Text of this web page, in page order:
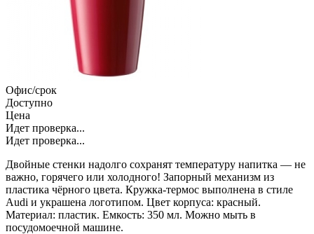
Офис/срок
Доступно
Цена
Идет проверка...
Идет проверка...
Двойные стенки надолго сохранят температуру напитка — не
важно, горячего или холодного! Запорный механизм из
пластика чёрного цвета. Кружка-термос выполнена в стиле
Audi и украшена логотипом. Цвет корпуса: красный.
Материал: пластик. Емкость: 350 мл. Можно мыть в
посудомоечной машине.